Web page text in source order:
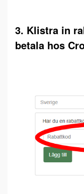
3. Klistra in
betala hos